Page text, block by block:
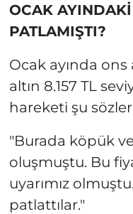
OCAK
PATLAMIŞTI?
Ocak ayında
altın 8.157 TL
hareketi şu
"Burada köpük
oluşmuştu. Bu
uyarımız
patlattılar."